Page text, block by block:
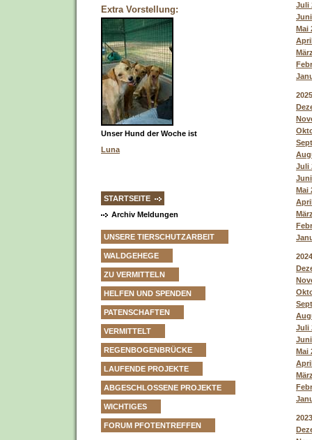
Extra Vorstellung:
Unser Hund der Woche ist
Luna
STARTSEITE
Archiv Meldungen
UNSERE TIERSCHUTZARBEIT
WALDGEHEGE
ZU VERMITTELN
HELFEN UND SPENDEN
PATENSCHAFTEN
VERMITTELT
REGENBOGENBRÜCKE
LAUFENDE PROJEKTE
ABGESCHLOSSENE PROJEKTE
WICHTIGES
FORUM PFOTENTREFFEN
Juli
Mai
2025
Juli
Mai
2024
Juli
Mai
2023